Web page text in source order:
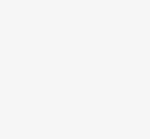
，從日本紅到海